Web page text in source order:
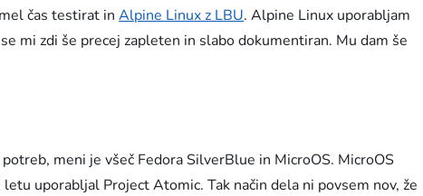
čas testirat inAlpine Linux z LBU. Alpine Linux uporabljam
mi zdi še precej zapleten in slabo dokumentiran. Mu dam še
meni je všeč Fedora SilverBlue in MicroOS. MicroOS
uporabljal Project Atomic. Tak način dela ni povsem nov, že